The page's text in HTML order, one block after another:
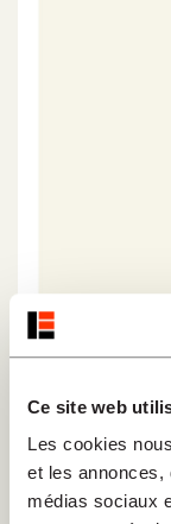
Ce site web
Les cookies
et les annonces,
médias sociaux
"Hubert